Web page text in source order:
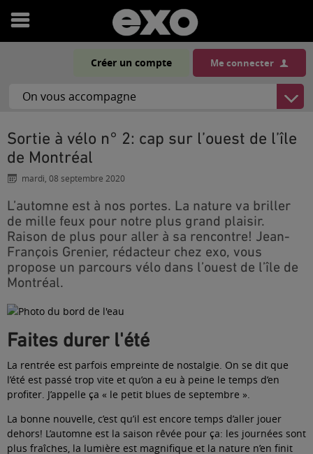
Ouvrir
menu
Créer un compte Me connecter
Sortie à vélo n° 2: cap sur l’ouest de l’île
de Montréal
mardi, 08 septembre 2020
L’automne est à nos portes. La nature va briller
de mille feux pour notre plus grand plaisir.
Raison de plus pour aller à sa rencontre! Jean-
François Grenier, rédacteur chez exo, vous
propose un parcours vélo dans l’ouest de l’île de
Montréal.
Faites durer l'été
La rentrée est parfois empreinte de nostalgie. On se dit que
l’été est passé trop vite et qu’on a eu à peine le temps d’en
profiter. J’appelle ça « le petit blues de septembre ».
La bonne nouvelle, c’est qu’il est encore temps d’aller jouer
dehors! L’automne est la saison rêvée pour ça: les journées sont
plus fraîches, la lumière est magnifique et la nature n’en finit